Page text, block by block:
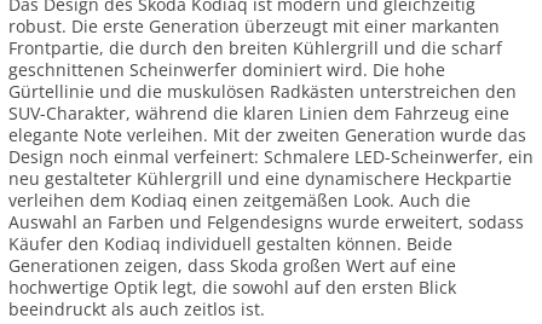
Das Design des Skoda Kodiaq ist modern und gleichzeitig
robust. Die erste Generation überzeugt mit einer markanten
Frontpartie, die durch den breiten Kühlergrill und die scharf
geschnittenen Scheinwerfer dominiert wird. Die hohe
Gürtellinie und die muskulösen Radkästen unterstreichen den
SUV-Charakter, während die klaren Linien dem Fahrzeug eine
elegante Note verleihen. Mit der zweiten Generation wurde das
Design noch einmal verfeinert: Schmalere LED-Scheinwerfer, ein
neu gestalteter Kühlergrill und eine dynamischere Heckpartie
verleihen dem Kodiaq einen zeitgemäßen Look. Auch die
Auswahl an Farben und Felgendesigns wurde erweitert, sodass
Käufer den Kodiaq individuell gestalten können. Beide
Generationen zeigen, dass Skoda großen Wert auf eine
hochwertige Optik legt, die sowohl auf den ersten Blick
beeindruckt als auch zeitlos ist.